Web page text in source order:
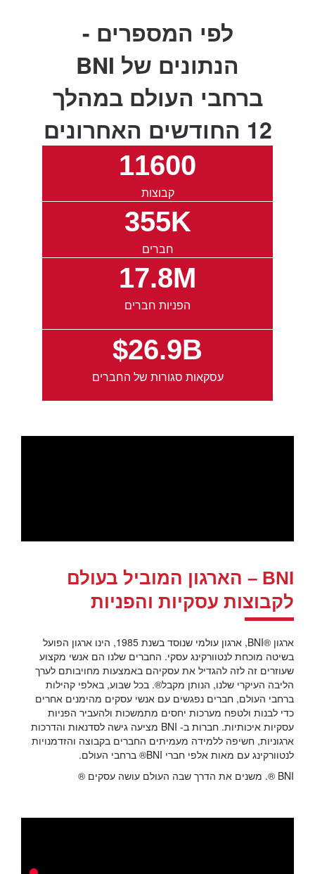
לפי המספרים -
הנתונים של BNI
ברחבי העולם במהלך
12 החודשים האחרונים
11600
קבוצות
355K
חברים
17.8M
הפניות חברים
$26.9B
עסקאות סגורות של החברים
BNI – הארגון המוביל בעולם
לקבוצות עסקיות והפניות
ארגון ®BNI, ארגון עולמי שנוסד בשנת 1985, הינו ארגון הפועל
בשיטה מוכחת לנטוורקינג עסקי. החברים שלנו הם אנשי מקצוע
שעוזרים זה לזה להגדיל את עסקיהם באמצעות מחויבותם לערך
הליבה העיקרי שלנו, הנותן מקבל®. בכל שבוע, באלפי קהילות
ברחבי העולם, חברים נפגשים עם אנשי עסקים מהימנים אחרים
כדי לבנות ולטפח מערכות יחסים מתמשכות ולהעביר הפניות
עסקיות איכותיות. חברות ב- BNI מציעה גישה לסדנאות והדרכות
ארגוניות, חשיפה ללמידה מעמיתים החברים בקבוצה והזדמנויות
לנטוורקינג עם מאות אלפי חברי BNI
® ברחבי העולם.
BNI ®. משנים את הדרך שבה העולם עושה עסקים ®